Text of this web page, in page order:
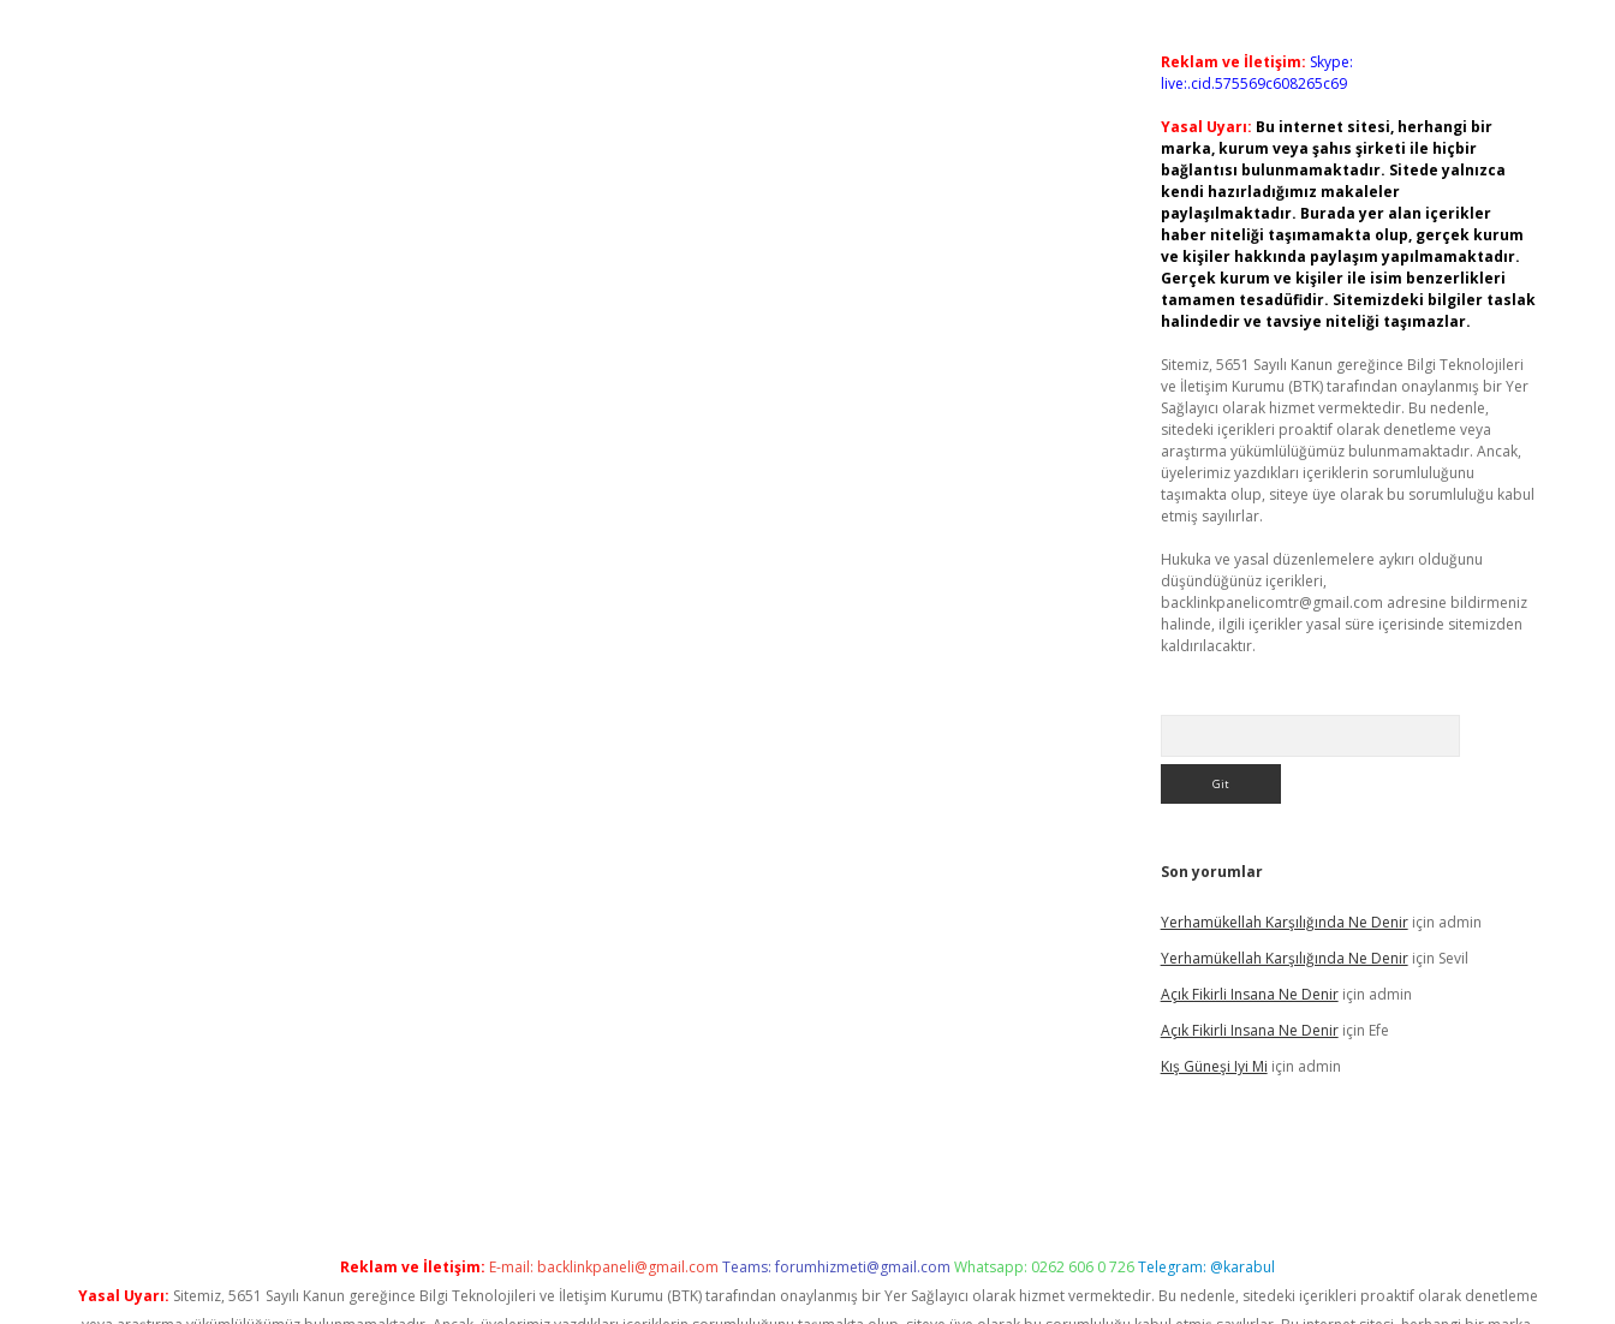
Reklam ve İletişim: Skype:
live:.cid.575569c608265c69
Yasal Uyarı: Bu internet sitesi, herhangi bir
marka, kurum veya şahıs şirketi ile hiçbir
bağlantısı bulunmamaktadır. Sitede yalnızca
kendi hazırladığımız makaleler
paylaşılmaktadır. Burada yer alan içerikler
haber niteliği taşımamakta olup, gerçek kurum
ve kişiler hakkında paylaşım yapılmamaktadır.
Gerçek kurum ve kişiler ile isim benzerlikleri
tamamen tesadüfidir. Sitemizdeki bilgiler taslak
halindedir ve tavsiye niteliği taşımazlar.
Sitemiz, 5651 Sayılı Kanun gereğince Bilgi Teknolojileri
ve İletişim Kurumu (BTK) tarafından onaylanmış bir Yer
Sağlayıcı olarak hizmet vermektedir. Bu nedenle,
sitedeki içerikleri proaktif olarak denetleme veya
araştırma yükümlülüğümüz bulunmamaktadır. Ancak,
üyelerimiz yazdıkları içeriklerin sorumluluğunu
taşımakta olup, siteye üye olarak bu sorumluluğu kabul
etmiş sayılırlar.
Hukuka ve yasal düzenlemelere aykırı olduğunu
düşündüğünüz içerikleri,
backlinkpanelicomtr@gmail.com adresine bildirmeniz
halinde, ilgili içerikler yasal süre içerisinde sitemizden
kaldırılacaktır.
Son yorumlar
Yerhamükellah Karşılığında Ne Deniriçin admin
Yerhamükellah Karşılığında Ne Deniriçin Sevil
Açık Fikirli Insana Ne Deniriçin admin
Açık Fikirli Insana Ne Deniriçin Efe
Kış Güneşi Iyi Mi için admin
Reklam ve İletişim: E-mail: backlinkpaneli@gmail.com Teams:forumhizmeti@gmail.com Whatsapp: 0262 606 0 726Telegram: @karabul
Yasal Uyarı: Sitemiz, 5651 Sayılı Kanun gereğince Bilgi Teknolojileri ve İletişim Kurumu (BTK) tarafından onaylanmış bir Yer Sağlayıcı olarak hizmet vermektedir. Bu nedenle, sitedeki içerikleri proaktif olarak denetleme